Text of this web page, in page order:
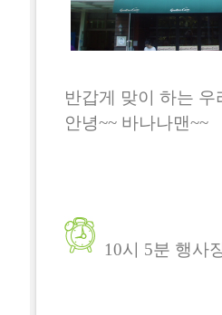
반갑게 맞이 하는 우
안녕~~ 바나나맨~~
10시 5분 행사